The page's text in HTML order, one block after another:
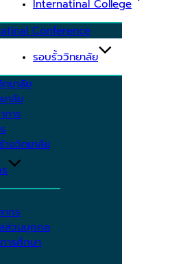
Internatinal College
Conference
รอบรั้ววิทยาลัย
ทยาลัย
าลัย
การ
างวิทยาลัย
กร
ส่วนบุคคล
ารศึกษา